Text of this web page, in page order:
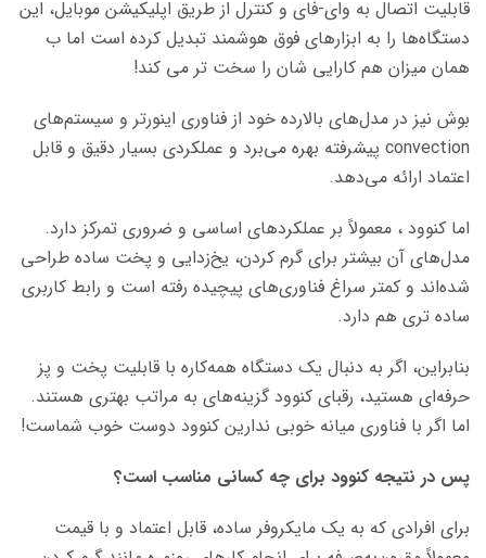
قابلیت اتصال به وای-فای و کنترل از طریق اپلیکیشن موبایل، این
دستگاه‌ها را به ابزارهای فوق هوشمند تبدیل کرده است اما ب
همان میزان هم کارایی شان را سخت تر می کند!
بوش نیز در مدل‌های بالارده خود از فناوری اینورتر و سیستم‌های
convection پیشرفته بهره می‌برد و عملکردی بسیار دقیق و قابل
اعتماد ارائه می‌دهد.
اما کنوود ، معمولاً بر عملکردهای اساسی و ضروری تمرکز دارد.
مدل‌های آن بیشتر برای گرم کردن، یخ‌زدایی و پخت ساده طراحی
شده‌اند و کمتر سراغ فناوری‌های پیچیده رفته است و رابط کاربری
ساده تری هم دارد.
بنابراین، اگر به دنبال یک دستگاه همه‌کاره با قابلیت پخت و پز
حرفه‌ای هستید، رقبای کنوود گزینه‌های به مراتب بهتری هستند.
اما اگر با فناوری میانه خوبی ندارین کنوود دوست خوب شماست!
پس در نتیجه کنوود برای چه کسانی مناسب است؟
برای افرادی که به یک مایکروفر ساده، قابل اعتماد و با قیمت